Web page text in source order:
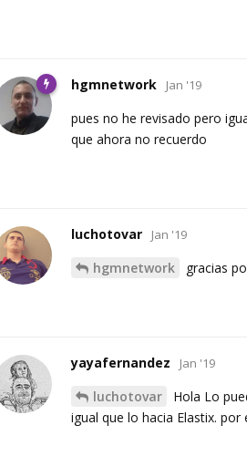
hgmnetwork Jan '19
pues no he revisado pero
que ahora no recuerdo
luchotovar Jan '19
hgmnetwork gracias
yayafernandez Jan '19
luchotovar
Hola Lo
igual que lo hacia Elastix.